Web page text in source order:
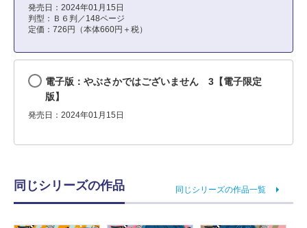
発売日：2024年01月15日
判型：Ｂ６判／148ページ
定価：726円（本体660円＋税）
電子版：やぶさかではございません 3【電子限定
版】
発売日：2024年01月15日
同じシリーズの作品 同じシリーズの作品一覧